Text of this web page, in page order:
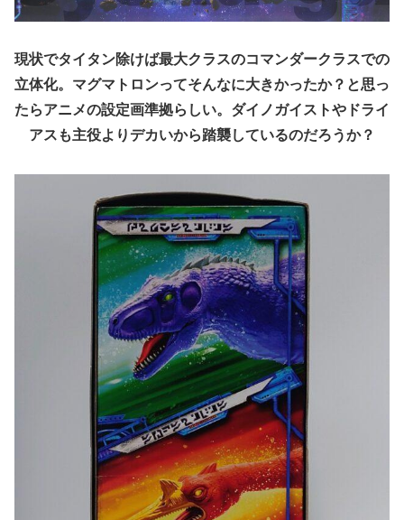
現状でタイタン除けば最大クラスのコマンダークラスでの
立体化。マグマトロンってそんなに大きかったか？と思っ
たらアニメの設定画準拠らしい。ダイノガイストやドライ
アスも主役よりデカいから踏襲しているのだろうか？